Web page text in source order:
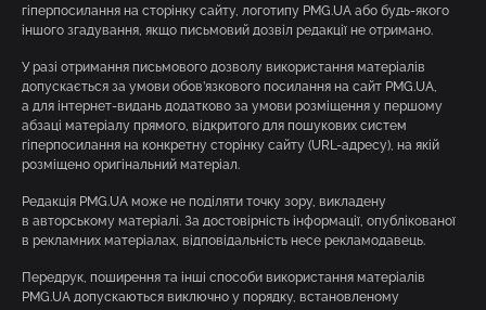
гіперпосилання на сторінку сайту, логотипу PMG.UA або будь-якого
іншого згадування, якщо письмовий дозвіл редакції не отримано.
У разі отримання письмового дозволу використання матеріалів
допускається за умови обов’язкового посилання на сайт PMG.UA,
а для інтернет-видань додатково за умови розміщення у першому
абзаці матеріалу прямого, відкритого для пошукових систем
гіперпосилання на конкретну сторінку сайту (URL-адресу), на якій
розміщено оригінальний матеріал.
Редакція PMG.UA може не поділяти точку зору, викладену
в авторському матеріалі. За достовірність інформації, опублікованої
в рекламних матеріалах, відповідальність несе рекламодавець.
Передрук, поширення та інші способи використання матеріалів
PMG.UA допускаються виключно у порядку, встановленому